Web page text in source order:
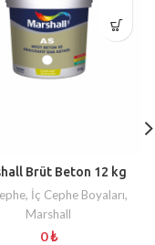
Brüt Beton 12 kg
, İç Cephe Boyaları,
Marshall
0₺